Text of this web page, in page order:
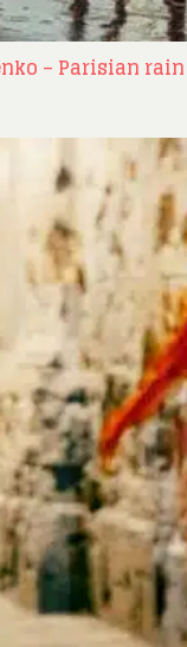
– Parisian